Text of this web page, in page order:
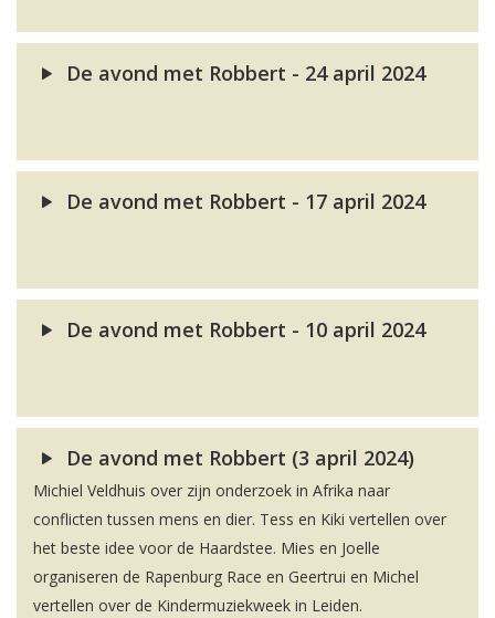
De avond met Robbert - 24 april 2024
De avond met Robbert - 17 april 2024
De avond met Robbert - 10 april 2024
De avond met Robbert (3 april 2024)
Michiel Veldhuis over zijn onderzoek in Afrika naar
conflicten tussen mens en dier. Tess en Kiki vertellen over
het beste idee voor de Haardstee. Mies en Joelle
organiseren de Rapenburg Race en Geertrui en Michel
vertellen over de Kindermuziekweek in Leiden.